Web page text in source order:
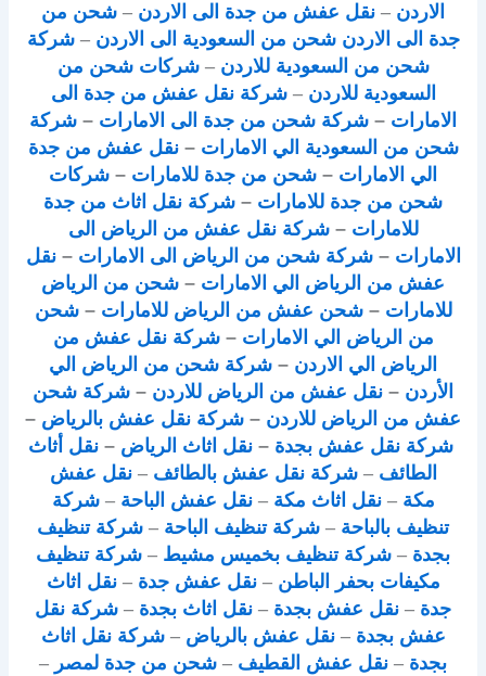
الاردن – نقل عفش من جدة الى الاردن – شحن من
جدة الى الاردن شحن من السعودية الى الاردن –شركة
شحن من السعودية للاردن –شركات شحن من
السعودية للاردن –شركة نقل عفش من جدة الى
الامارات – شركة شحن من جدة الى الامارات – شركة
شحن من السعودية الي الامارات –نقل عفش من جدة
الي الامارات – شحن من جدة للامارات – شركات
شحن من جدة للامارات – شركة نقل اثاث من جدة
للامارات –شركة نقل عفش من الرياض الى
الامارات –شركة شحن من الرياض الى الامارات –نقل
عفش من الرياض الي الامارات – شحن من الرياض
للامارات –شحن عفش من الرياض للامارات –شحن
من الرياض الي الامارات –شركة نقل عفش من
الرياض الي الاردن – شركة شحن من الرياض الي
الأردن – نقل عفش من الرياض للاردن – شركة شحن
عفش من الرياض للاردن – شركة نقل عفش بالرياض –
شركة نقل عفش بجدة –نقل اثاث الرياض –نقل أثاث
الطائف –شركة نقل عفش بالطائف –نقل عفش
مكة –نقل اثاث مكة –نقل عفش الباحة –شركة
تنظيف بالباحة – شركة تنظيف الباحة – شركة تنظيف
بجدة – شركة تنظيف بخميس مشيط – شركة تنظيف
مكيفات بحفر الباطن –نقل عفش جدة –نقل اثاث
جدة – نقل عفش بجدة – نقل اثاث بجدة – شركة نقل
عفش بجدة –نقل عفش بالرياض –شركة نقل اثاث
بجدة – نقل عفش القطيف – شحن من جدة لمصر –